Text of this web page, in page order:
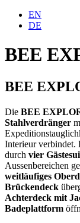
EN
DE
BEE
BEE
Die BEE
Stahlverdränger
Interieur verbindet.
durch vier
Aussenbereichen
weitläufiges
Brückendeck
Achterdeck mit
Badeplattform